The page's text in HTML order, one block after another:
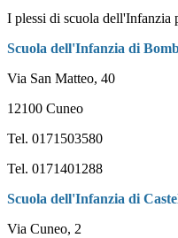
I plessi di scuola dell'Infanzia
Scuola dell'Infanzia di
Via San Matteo, 40
12100 Cuneo
Tel. 0171503580
Tel. 0171401288
Scuola dell'Infanzia di
Via Cuneo, 2